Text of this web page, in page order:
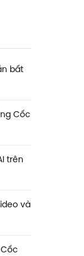
bất
Cốc
trên
và